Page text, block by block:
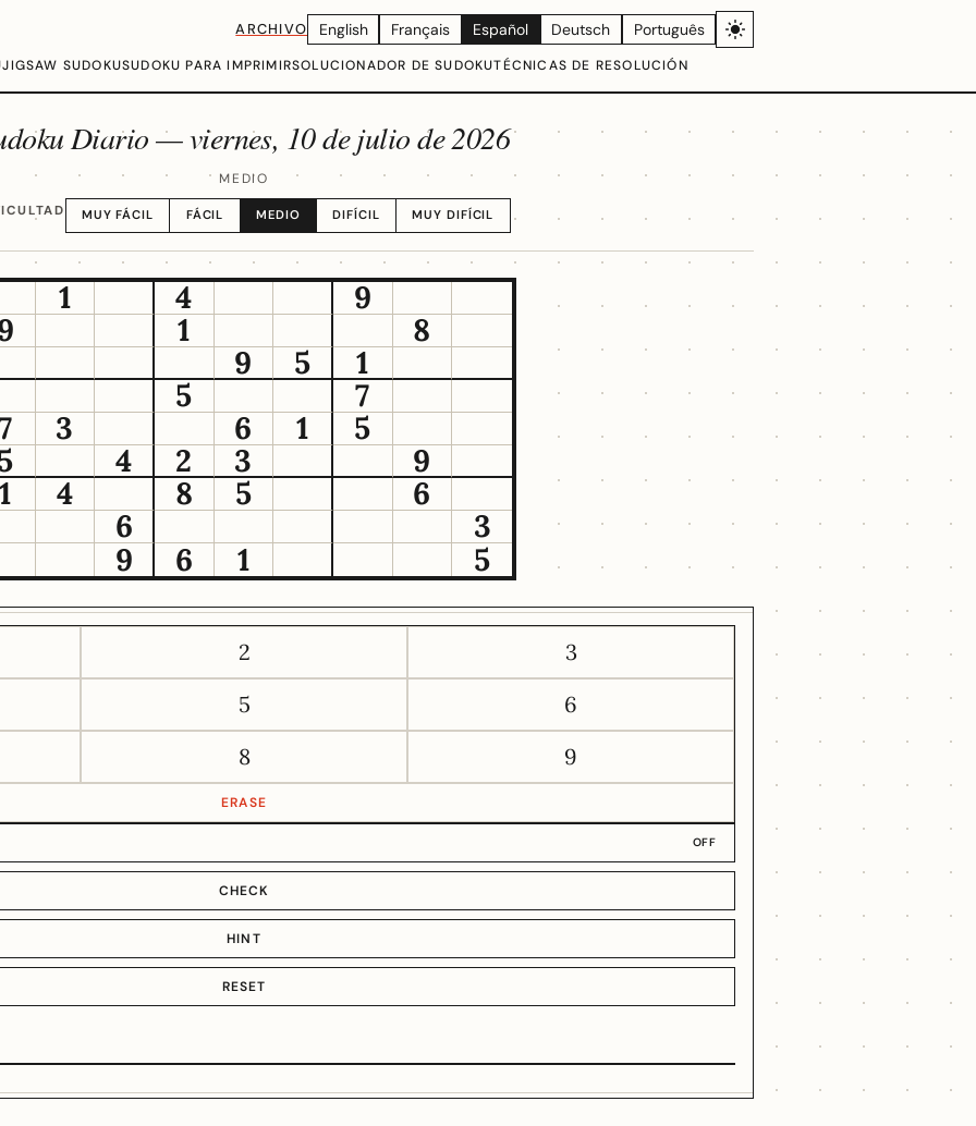
ARCHIVO English Français Español Deutsch Português
JIGSAW SUDOKUSUDOKU PARA IMPRIMIRSOLUCIONADOR DE SUDOKUTÉCNICAS DE RESOLUCIÓN
Diario —viernes, 10 de julio de 2026
MEDIO
MUY FÁCIL FÁCIL MEDIO DIFÍCIL MUY DIFÍCIL
1 4
9
1
8
9
5
1
5
7
3 6 1
5
4 2 3
9
1
4 8 5
6
6
3
9
6 1 5
2
3
5
6
8 9
ERASE
OFF
CHECK
HINT
RESET